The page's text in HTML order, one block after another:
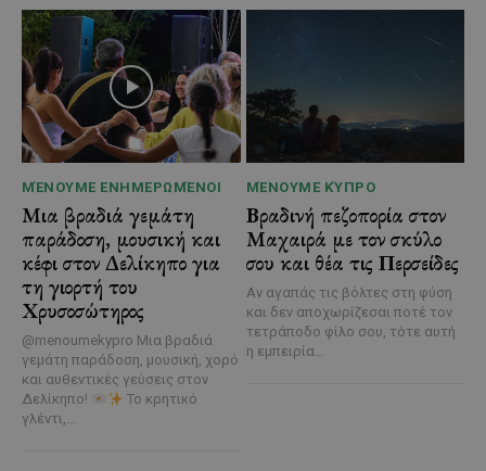
ΜΈΝΟΥΜΕ ΕΝΗΜΕΡΩΜΈΝΟΙ
Μια βραδιά γεμάτη
παράδοση, μουσική και
κέφι στον Δελίκηπο για
τη γιορτή του
Χρυσοσώτηρος
@menoumekypro Μια βραδιά
γεμάτη παράδοση, μουσική, χορό
και αυθεντικές γεύσεις στον
Δελίκηπο!
Το κρητικό
γλέντι,...
ΜΈΝΟΥΜΕ ΚΎΠΡΟ
Βραδινή πεζοπορία στον
Μαχαιρά με τον σκύλο
σου και θέα τις Περσείδες
Αν αγαπάς τις βόλτες στη φύση
και δεν αποχωρίζεσαι ποτέ τον
τετράποδο φίλο σου, τότε αυτή
η εμπειρία...